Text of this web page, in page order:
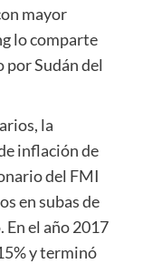
mayor
lo comparte
por Sudán del
la
inflación de
del FMI
en subas de
el año 2017
y terminó